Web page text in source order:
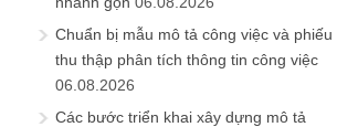
Chuẩn bị mẫu mô tả công việc và phiếu
thu thập phân tích thông tin công việc
06.08.2026
Các bước triển khai xây dựng mô tả